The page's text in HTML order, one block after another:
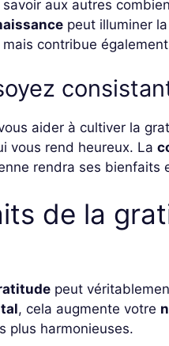
savoir aux autres
peut illuminer
contribue
aider à cultiver la
vous rend heureux. La
rendra ses bienfaits
de la
peut
, cela augmente votre
plus harmonieuses.